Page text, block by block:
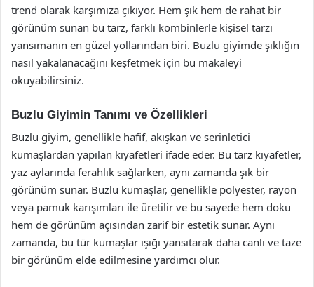
trend olarak karşımıza çıkıyor. Hem şık hem de rahat bir
görünüm sunan bu tarz, farklı kombinlerle kişisel tarzı
yansımanın en güzel yollarından biri. Buzlu giyimde şıklığın
nasıl yakalanacağını keşfetmek için bu makaleyi
okuyabilirsiniz.
Buzlu Giyimin Tanımı ve Özellikleri
Buzlu giyim, genellikle hafif, akışkan ve serinletici
kumaşlardan yapılan kıyafetleri ifade eder. Bu tarz kıyafetler,
yaz aylarında ferahlık sağlarken, aynı zamanda şık bir
görünüm sunar. Buzlu kumaşlar, genellikle polyester, rayon
veya pamuk karışımları ile üretilir ve bu sayede hem doku
hem de görünüm açısından zarif bir estetik sunar. Aynı
zamanda, bu tür kumaşlar ışığı yansıtarak daha canlı ve taze
bir görünüm elde edilmesine yardımcı olur.